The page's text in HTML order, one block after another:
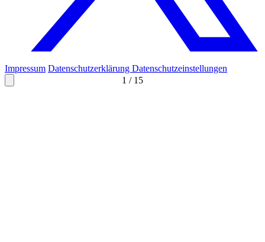
1 / 15
Impressum Datenschutzerklärung Datenschutzeinstellungen